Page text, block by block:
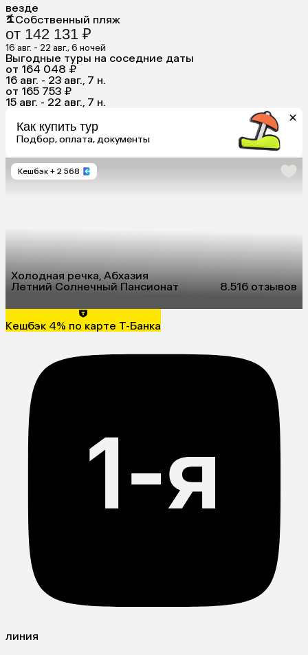
везде
Собственный пляж
от 142 131 ₽
16 авг. - 22 авг., 6 ночей
Выгодные туры на соседние даты
от 164 048 ₽
16 авг. - 23 авг., 7 н.
от 165 753 ₽
15 авг. - 22 авг., 7 н.
Как купить тур
Подбор, оплата, документы
Кешбэк + 2 568
Холодная речка, Абхазия
Летний Солнечный Пансионат
8.516 отзывов
Кешбэк 4% по карте Т-Банка
линия